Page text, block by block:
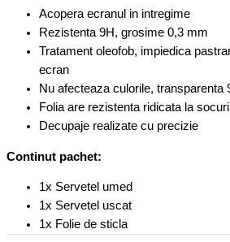
Acopera ecranul in intregime
Rezistenta 9H, grosime 0,3 mm
Tratament oleofob, impiedica
ecran
Nu afecteaza culorile, transparenta
Folia are rezistenta ridicata la
Decupaje realizate cu precizie
Continut pachet:
1x Servetel umed
1x Servetel uscat
1x Folie de sticla